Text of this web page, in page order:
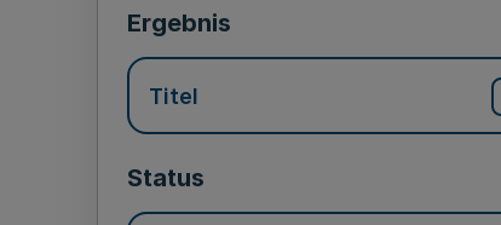
Ergebnis
Titel
Status